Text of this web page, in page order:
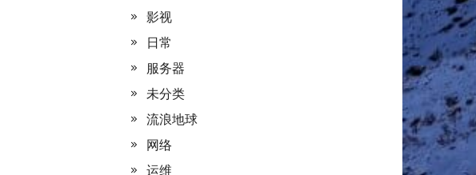
影视
日常
服务器
未分类
流浪地球
网络
运维